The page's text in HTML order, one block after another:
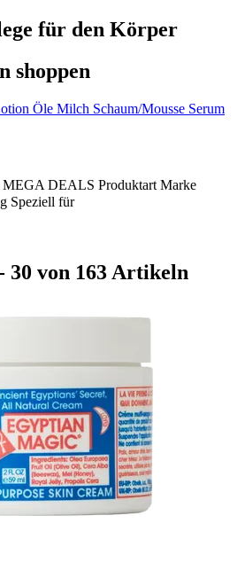
für den Körper
shoppen
Öle Milch Schaum/Mousse Serum
MEGA DEALS Produktart Marke
Speziell für
30 von 163 Artikeln